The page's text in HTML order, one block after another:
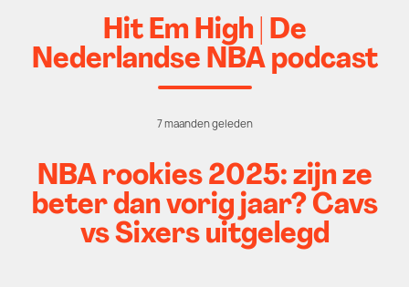
Hit Em High | De
Nederlandse NBA podcast
7 maanden geleden
NBA rookies 2025: zijn ze
beter dan vorig jaar? Cavs
vs Sixers uitgelegd